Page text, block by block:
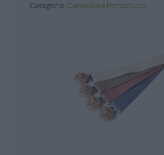
Categoria: Catenelle e Portaciucci